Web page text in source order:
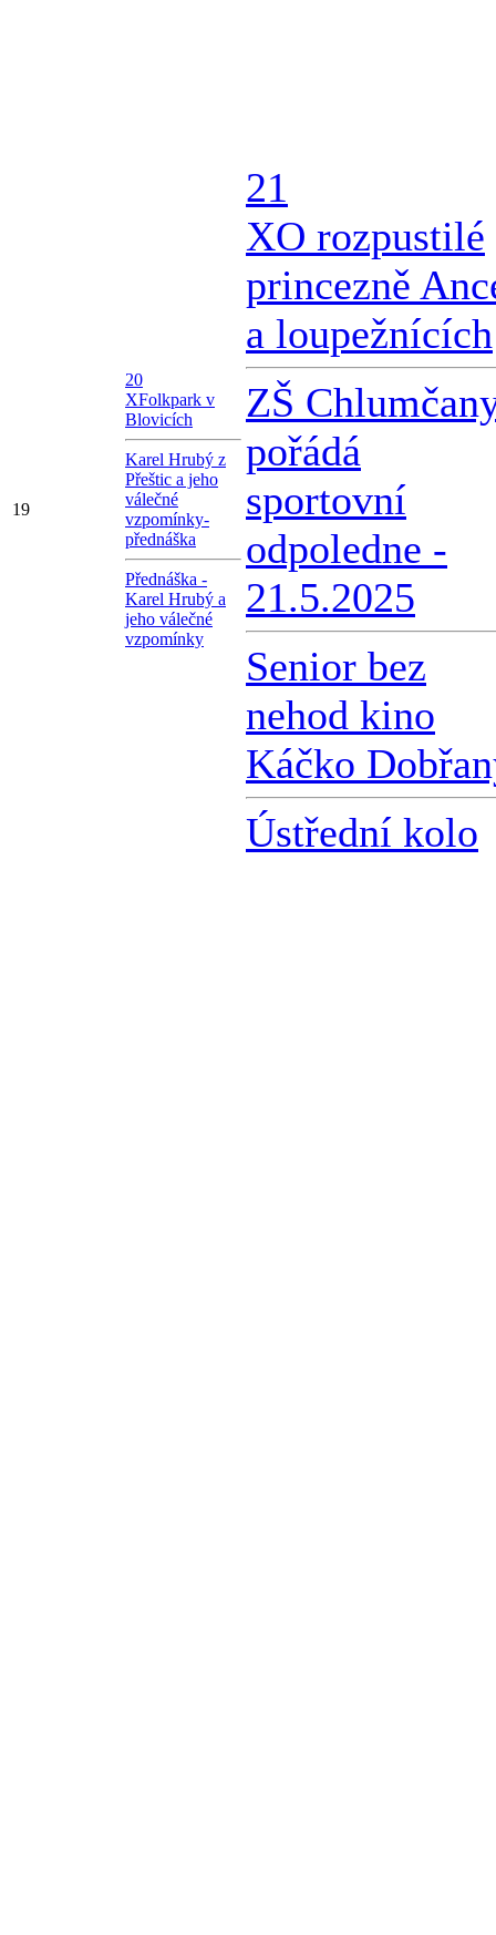
19
20
XFolkpark v
Blovicích
Karel Hrubý z
Přeštic a jeho
válečné
vzpomínky-
přednáška
Přednáška -
Karel Hrubý a
jeho válečné
vzpomínky
21
XO rozpustilé
princezně
a loupežnících
ZŠ
pořádá
sportovní
odpoledne -
21.5.2025
Senior bez
nehod kino
Káčko
Ústřední kolo